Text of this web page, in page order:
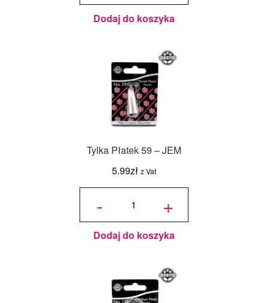
Dodaj do koszyka
Tylka Płatek 59 – JEM
5.99zł z Vat
-
ilość
59 -
JEM +
Dodaj do koszyka